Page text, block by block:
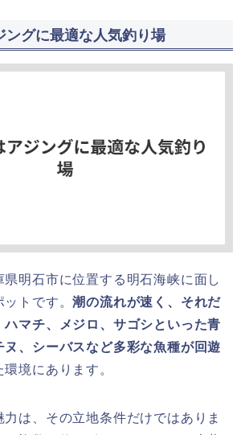
ングに最適な人気釣り場
県明石市に位置する明石海峡に面し
ットです。潮の流れが速く、それだ
ハマチ、メジロ、サゴシといった青
ヌ、シーバスなど多彩な魚種が回遊
境にあります。
は、その立地条件だけではありま